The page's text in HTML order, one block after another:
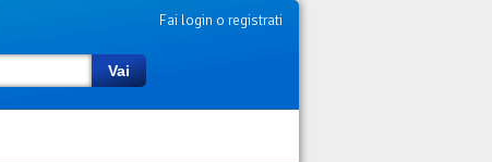
Fai login o registrati
Vai